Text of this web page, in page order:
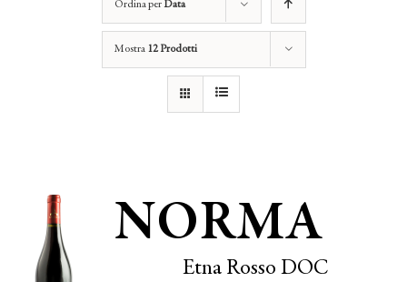
Ordina perData
Mostra 12 Prodotti
NORMA
Etna Rosso DOC